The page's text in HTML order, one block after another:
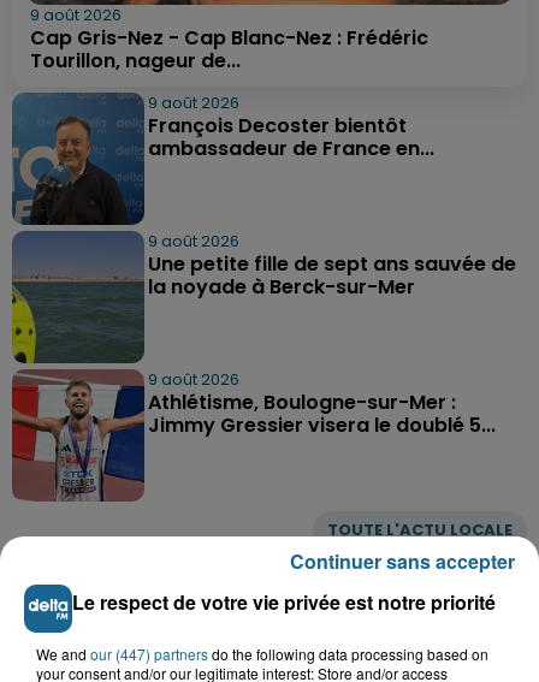
TOUTE L'ACTU LOCALE
9 août 2026
Cap Gris-Nez - Cap Blanc-Nez : Frédéric
Tourillon, nageur de...
9 août 2026
François Decoster bientôt
ambassadeur de France en...
9 août 2026
Une petite fille de sept ans sauvée de
la noyade à Berck-sur-Mer
9 août 2026
Athlétisme, Boulogne-sur-Mer :
Jimmy Gressier visera le doublé 5...
Le respect de votre vie privée est notre priorité
We and our (447) partnersdo the following data processing based on
your consent and/or our legitimate interest: Store and/or access
Continuer sans accepter